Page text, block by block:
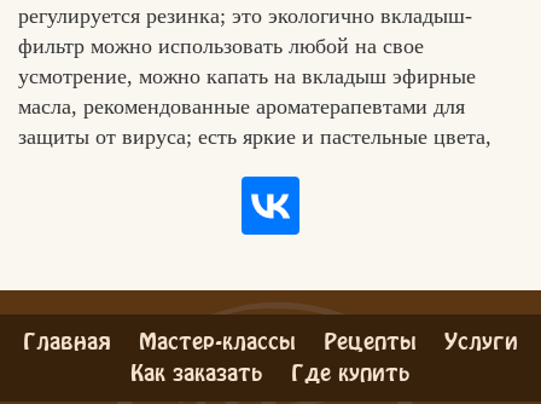
регулируется резинка; это экологично вкладыш-
фильтр можно использовать любой на свое
усмотрение, можно капать на вкладыш эфирные
масла, рекомендованные ароматерапевтами для
защиты от вируса; есть яркие и пастельные цвета,
Главная Мастер-классы Рецепты Услуги
Как заказать Где купить